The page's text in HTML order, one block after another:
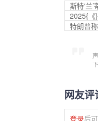
斯特‘兰
2025{《
特朗普
网友评
登录后